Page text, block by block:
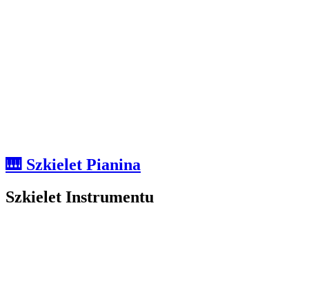
🎹 Szkielet Pianina
Szkielet Instrumentu